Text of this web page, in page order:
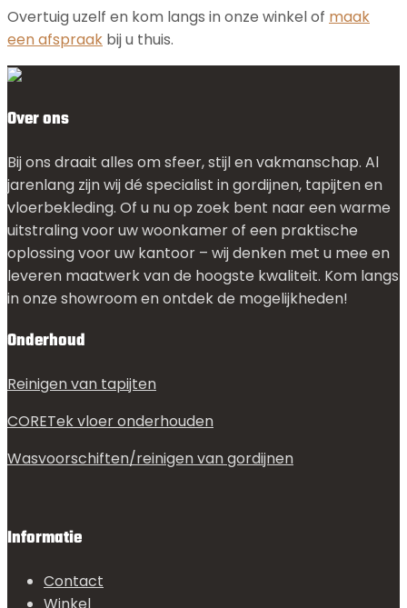
Overtuig uzelf en kom langs in onze winkel of maak
een afspraak bij u thuis.
Over ons
Bij ons draait alles om sfeer, stijl en vakmanschap. Al
jarenlang zijn wij dé specialist in gordijnen, tapijten en
vloerbekleding. Of u nu op zoek bent naar een warme
uitstraling voor uw woonkamer of een praktische
oplossing voor uw kantoor – wij denken met u mee en
leveren maatwerk van de hoogste kwaliteit. Kom langs
in onze showroom en ontdek de mogelijkheden!
Onderhoud
Reinigen van tapijten
CORETek vloer onderhouden
Wasvoorschiften/reinigen van gordijnen
Informatie
Contact